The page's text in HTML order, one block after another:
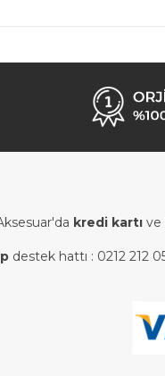
kredi kartı ve
destek hattı : 0212 212